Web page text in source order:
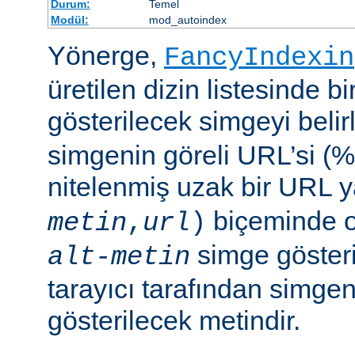
Durum:
Temel
Modül:
mod_autoindex
Yönerge,
üretilen dizin listesinde
gösterilecek simgeyi
simgenin göreli URL’si
nitelenmiş uzak bir URL
metin, url ) biçeminde
alt-metin simge
tarayıcı tarafından
gösterilecek metindir.